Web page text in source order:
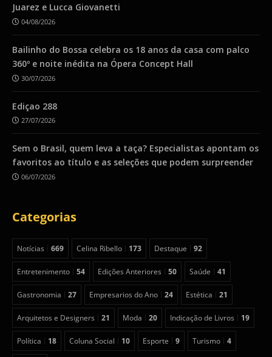
Juarez e Lucca Giovanetti
04/08/2026
Bailinho do Bossa celebra os 18 anos da casa com palco
360º e noite inédita na Ópera Concept Hall
30/07/2026
Ediçao 288
27/07/2026
Sem o Brasil, quem leva a taça? Especialistas apontam os
favoritos ao título e as seleções que podem surpreender
06/07/2026
Categorias
Notícias 669 Celina Ribello 173 Destaque 92
Entretenimento 54 Edições Anteriores 50 Saúde 41
Gastronomia 27 Empresarios do Ano 24 Estética 21
Arquitetos e Designers 21 Moda 20 Indicação de Livros 19
Política 18 Coluna Social 10 Esporte 9 Turismo 4